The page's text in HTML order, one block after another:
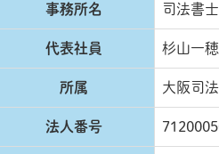
事務所名 司法書
代表社員 杉山一
所属 大阪司
法人番号